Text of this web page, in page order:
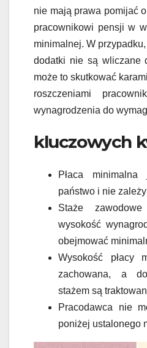
nie mają prawa pomijać
pracownikowi pensji w
minimalnej. W
dodatki nie są wliczane
może to skutkować
roszczeniami
wynagrodzenia do
kluczowych
Płaca
państwo i nie
Staże
wysokość
obejmować
Wysokość płacy
zachowana, a
stażem są
Pracodawca nie
poniżej ustalonego